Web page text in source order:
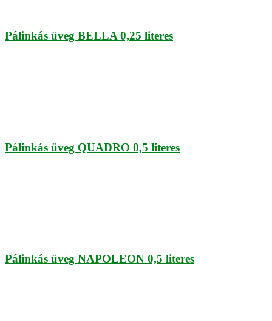
Pálinkás üveg BELLA 0,25 literes
Pálinkás üveg QUADRO 0,5 literes
Pálinkás üveg NAPOLEON 0,5 literes